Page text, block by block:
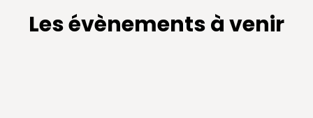
Les évènements à venir